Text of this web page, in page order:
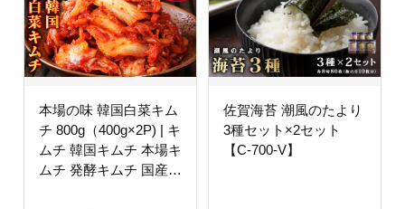
本場の味 韓国白菜キム
チ 800g（400g×2P) | キ
ムチ 韓国キムチ 本場キ
ムチ 発酵キムチ 国産野
佐賀海苔 潮風のたより
3種セット×2セット
【C-700-V】